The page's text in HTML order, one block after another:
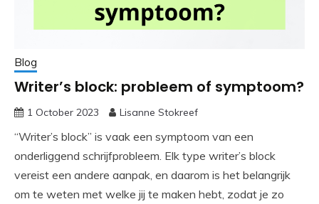
Blog
Writer’s block: probleem of symptoom?
1 October 2023 Lisanne Stokreef
“Writer’s block” is vaak een symptoom van een
onderliggend schrijfprobleem. Elk type writer’s block
vereist een andere aanpak, en daarom is het belangrijk
om te weten met welke jij te maken hebt, zodat je zo